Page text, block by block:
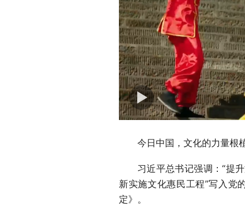
今日中国，文化的力量根
习近平总书记强调：“提
新实施文化惠民工程”写入党
定》。